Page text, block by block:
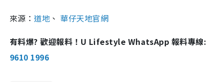
來源： 道地 、 華仔天地官網
有料爆? 歡迎報料！U Lifestyle WhatsApp 報料專線:
9610 1996